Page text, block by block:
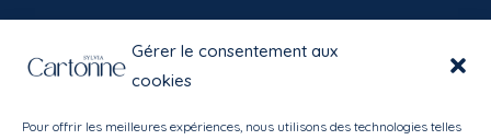
Gérer le consentement aux
cookies
Pour offrir les meilleures expériences, nous utilisons des technologies telles
contact@sylviacartonne.fr